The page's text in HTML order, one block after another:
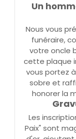
Un
Nous vous
funéraire,
votre oncle
cette plaque
vous portez
sobre et
honorer la
Les
Paix" sont